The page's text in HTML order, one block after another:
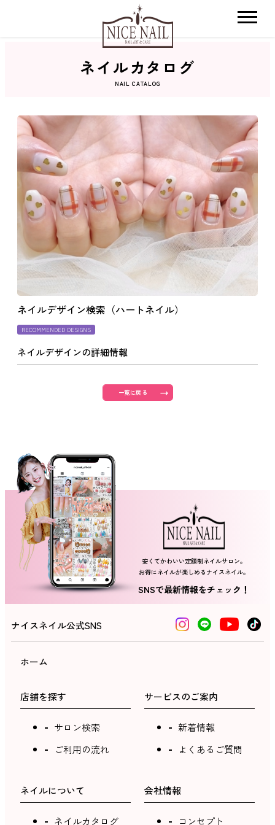
ネイルカタログ
おすすめクーポン
料金メニュー
コンセプト
よくあるご質問
取り扱いカラー
消費者志向自主宣言
新着情報
採用情報
ネイルスクール
ネイルカタログ
NAIL CATALOG
ネイルデザイン検索（ハートネイル）
RECOMMENDED DESIGNS
ネイルデザインの詳細情報
一覧に戻る
安くてかわいい定額制ネイルサロン。
お得にネイルが楽しめるナイスネイル。
SNSで最新情報をチェック！
ナイスネイル公式SNS
ホーム
店舗を探す
サロン検索
ご利用の流れ
サービスのご案内
新着情報
よくあるご質問
ネイルについて
ネイルカタログ
会社情報
コンセプト